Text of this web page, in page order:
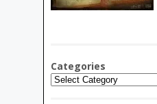
Categories
Categories